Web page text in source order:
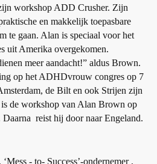
workshop ADD Crusher. Zijn
en makkelijk toepasbare
te gaan. Alan is speciaal voor het
uit Amerika overgekomen.
meer aandacht!” aldus Brown.
op het ADHDvrouw congres op 7
de Bilt en ook Strijen zijn
de workshop van Alan Brown op
Daarna reist hij door naar Engeland.
- to- Success’-ondernemer ,